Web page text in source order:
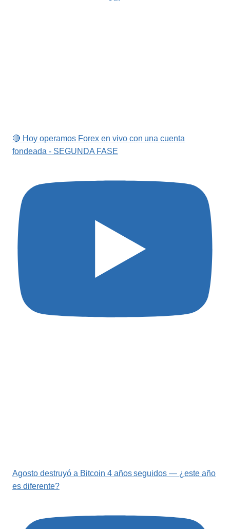
🔴 Hoy operamos Forex en vivo con una cuenta
fondeada - SEGUNDA FASE
Agosto destruyó a Bitcoin 4 años seguidos — ¿este año
es diferente?